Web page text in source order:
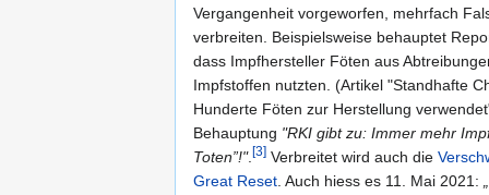
Vergangenheit vorgeworfen, mehrfach
verbreiten. Beispielsweise behauptet
dass Impfhersteller Föten aus
Impfstoffen nutzten. (Artikel "Standhafte
Hunderte Föten zur Herstellung
Behauptung "RKI gibt zu: Immer mehr
Toten”!".[3] Verbreitet wird auch die
Great Reset. Auch hiess es 11. Mai 2021: